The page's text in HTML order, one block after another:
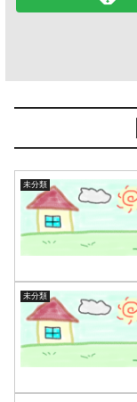
未分類
未分類